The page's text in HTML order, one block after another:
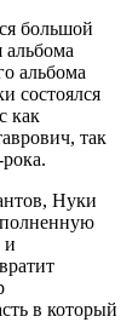
большой
альбома
альбома
состоялся
как
так
Нуки
и
в который